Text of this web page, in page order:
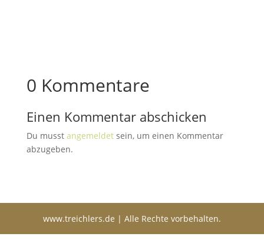
0 Kommentare
Einen Kommentar abschicken
Du musst angemeldetsein, um einen Kommentar
abzugeben.
www.treichlers.de | Alle Rechte vorbehalten.